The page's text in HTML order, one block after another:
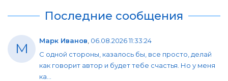
Последние сообщения
М Марк Иванов 06.08.2026 11:33:24
С одной стороны, казалось бы, все просто, делай
как говорит автор и будет тебе счастья. Но у меня
ка...